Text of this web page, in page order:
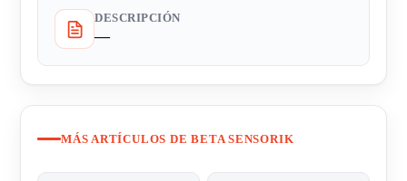
DESCRIPCIÓN
—
MÁS ARTÍCULOS DE BETA SENSORIK